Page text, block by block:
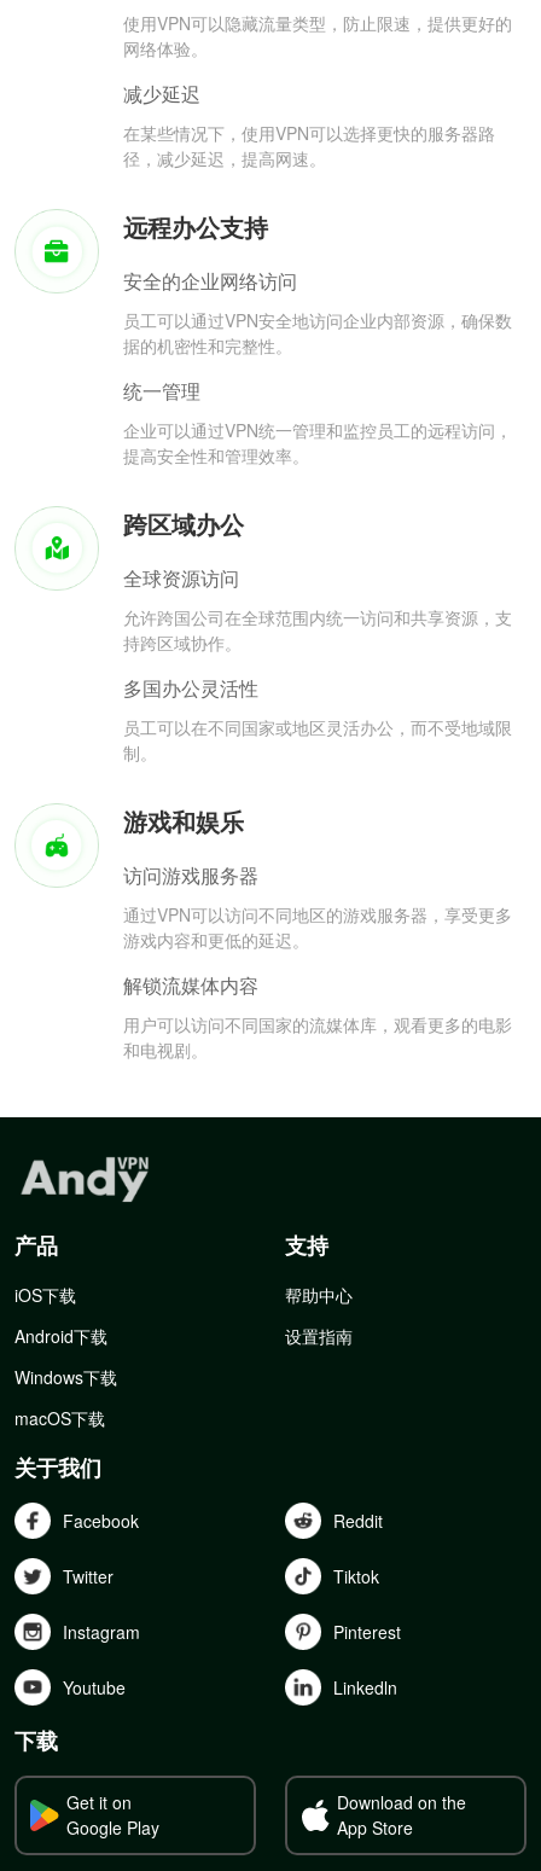
使用VPN可以隐藏流量类型，防止限速，提供更好的
网络体验。
减少延迟
在某些情况下，使用VPN可以选择更快的服务器路
径，减少延迟，提高网速。
远程办公支持
安全的企业网络访问
员工可以通过VPN安全地访问企业内部资源，确保数
据的机密性和完整性。
统一管理
企业可以通过VPN统一管理和监控员工的远程访问，
提高安全性和管理效率。
跨区域办公
全球资源访问
允许跨国公司在全球范围内统一访问和共享资源，支
持跨区域协作。
多国办公灵活性
员工可以在不同国家或地区灵活办公，而不受地域限
制。
游戏和娱乐
访问游戏服务器
通过VPN可以访问不同地区的游戏服务器，享受更多
游戏内容和更低的延迟。
解锁流媒体内容
用户可以访问不同国家的流媒体库，观看更多的电影
和电视剧。
产品
iOS下载
Android下载
Windows下载
macOS下载
支持
帮助中心
设置指南
关于我们
Facebook Reddit
Twitter Tiktok
Instagram Pinterest
Youtube Linkedln
下载
Get it on
Google Play
Download on the
App Store